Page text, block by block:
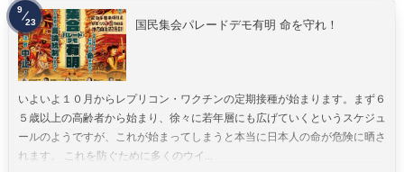
国民集会パレードデモ有明 命を守れ！
いよいよ１０月からレプリコン・ワクチンの定期接種が始まります。まず６
５歳以上の高齢者から始まり、徐々に若年層にも広げていくというスケジュ
ールのようですが、これが始まってしまうと本当に日本人の命が危険に晒さ
れます。 これを防ぐために多くのウイ...
9
23